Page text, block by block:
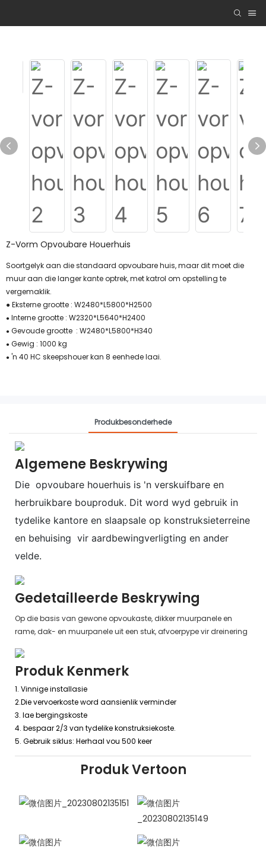
Z-Vorm Opvoubare Houerhuis
Soortgelyk aan die standaard opvoubare huis, maar dit moet die
muur aan die langer kante optrek, met katrol om opstelling te
vergemaklik.
● Eksterne grootte : W2480*L5800*H2500
● Interne grootte : W2320*L5640*H2400
● Gevoude grootte : W2480*L5800*H340
● Gewig : 1000 kg
● 'n 40 HC skeepshouer kan 8 eenhede laai.
Produkbesonderhede
Algemene Beskrywing
Die opvoubare houerhuis is 'n verskuifbare en
herbruikbare bouproduk. Dit word wyd gebruik in
tydelike kantore en slaapsale op konstruksieterreine
en behuising vir aardbewingverligting en ander
velde.
Gedetailleerde Beskrywing
Op die basis van gewone opvoukaste, dikker muurpanele en
rame, dak- en muurpanele uit een stuk, afvoerpype vir dreinering
Produk Kenmerk
1. Vinnige installasie
2.Die vervoerkoste word aansienlik verminder
3. lae bergingskoste
4. bespaar 2/3 van tydelike konstruksiekoste.
5. Gebruik siklus: Herhaal vou 500 keer
Produk Vertoon